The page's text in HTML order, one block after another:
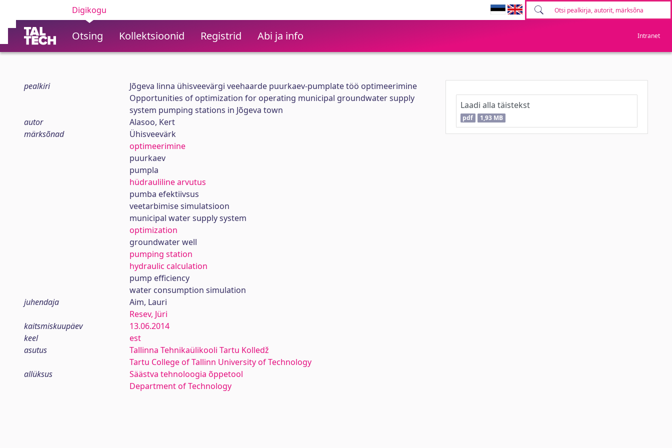
Digikogu
Otsing Kollektsioonid Registrid Abi ja info Intranet
pealkiri
Jõgeva linna ühisveevärgi veehaarde puurkaev-pumplate töö optimeerimine
Opportunities of optimization for operating municipal groundwater supply
system pumping stations in Jõgeva town
autor
Alasoo, Kert
märksõnad
Ühisveevärk
optimeerimine
puurkaev
pumpla
hüdrauliline arvutus
pumba efektiivsus
veetarbimise simulatsioon
municipal water supply system
optimization
groundwater well
pumping station
hydraulic calculation
pump efficiency
water consumption simulation
juhendaja
Aim, Lauri
Resev, Jüri
kaitsmiskuupäev
13.06.2014
keel
est
asutus
Tallinna Tehnikaülikooli Tartu Kolledž
Tartu College of Tallinn University of Technology
allüksus
Säästva tehnoloogia õppetool
Department of Technology
Laadi alla täistekst
pdf 1,93 MB